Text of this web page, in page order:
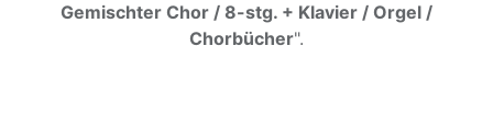
Gemischter Chor / 8-stg. + Klavier / Orgel /
Chorbücher".